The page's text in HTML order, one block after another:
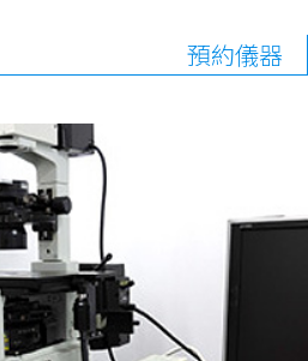
預約儀器